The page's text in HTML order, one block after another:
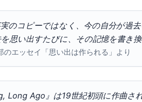
実のコピーではなく、今の自分が過
思い出すたびに、その記憶を書き
のエッセイ「思い出は作られる」より
Long Ago』は19世紀初頭に作曲さ